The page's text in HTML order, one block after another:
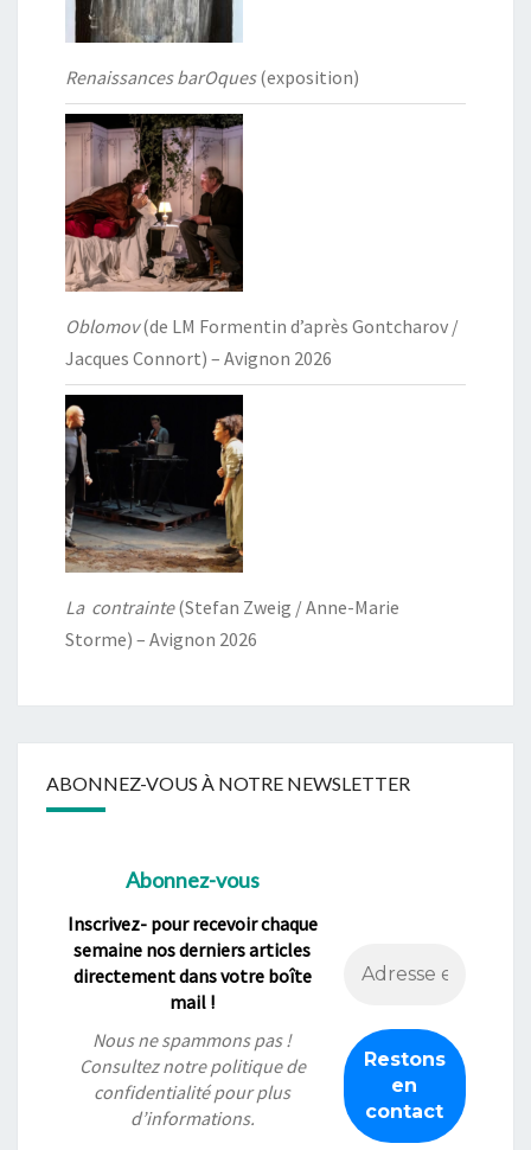
Renaissances barOques(exposition)
Oblomov(de LM Formentin d’après Gontcharov /
Jacques Connort) – Avignon 2026
La contrainte(Stefan Zweig / Anne-Marie
Storme) – Avignon 2026
ABONNEZ-VOUS À NOTRE NEWSLETTER
Abonnez-vous
Inscrivez- pour recevoir chaque
semaine nos derniers articles
directement dans votre boîte
mail !
Nous ne spammons pas !
Consultez notrepolitique de
confidentialitépour plus
d’informations.